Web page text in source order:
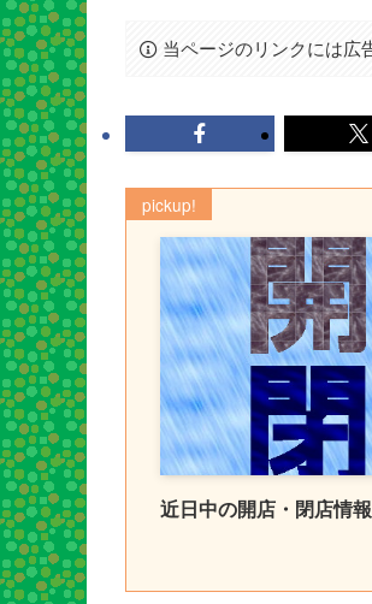
当ページのリンクには広
pickup!
近日中の開店・閉店情報